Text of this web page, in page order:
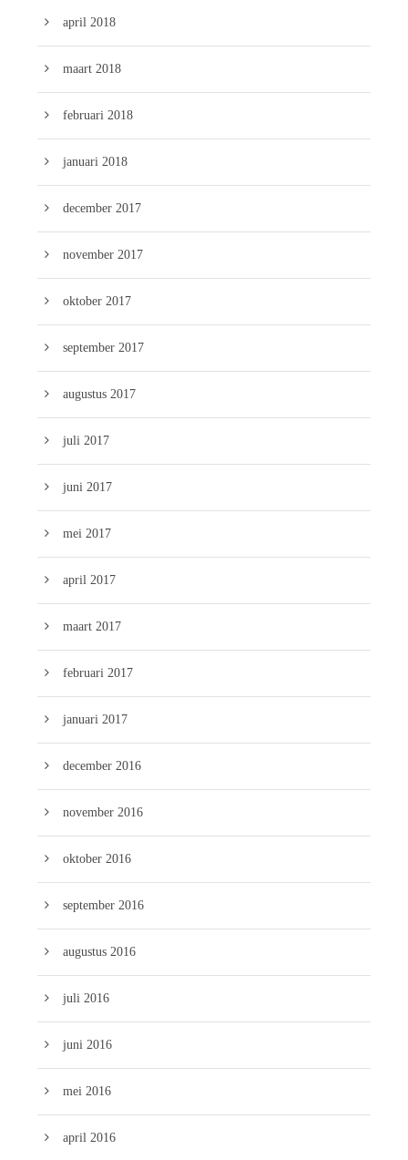
april 2018
maart 2018
februari 2018
januari 2018
december 2017
november 2017
oktober 2017
september 2017
augustus 2017
juli 2017
juni 2017
mei 2017
april 2017
maart 2017
februari 2017
januari 2017
december 2016
november 2016
oktober 2016
september 2016
augustus 2016
juli 2016
juni 2016
mei 2016
april 2016